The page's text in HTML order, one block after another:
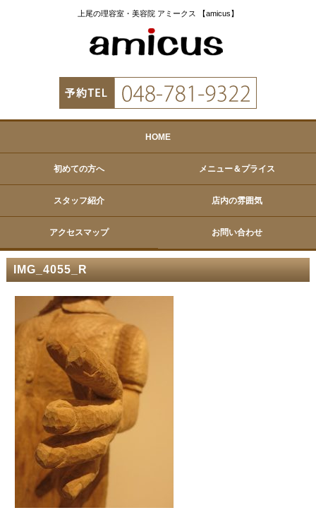
上尾の理容室・美容院 アミークス 【amicus】
HOME
初めての方へ メニュー＆プライス
スタッフ紹介 店内の雰囲気
アクセスマップ お問い合わせ
IMG_4055_R